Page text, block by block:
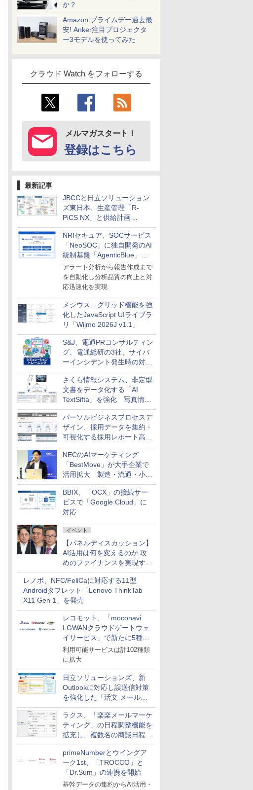
か？
Amazon プライムデー過去最
安! Anker注目プロジェクタ
ー3モデルを使ってみた
クラウド Watch をフォローする
メルマガスタート！
登録はこちら
最新記事
JBCCと日立ソリューション
ズ東日本、生産管理「R-
PiCS NX」と供給計画
「scSQUARE ISP」の連携サ
ービスを提供開始
NRIセキュア、SOCサービス
「NeoSOC」に独自開発のAI
統制基盤「AgenticBlue」を
導入
アラート分析から報告作成まで
を自動化し分析品質の向上と対
応迅速化を実現
メシウス、グリッド機能を強
化したJavaScript UIライブラ
リ「Wijmo 2026J v1.1」
S&J、電通PRコンサルティン
グ、電通総研の3社、サイバ
ーインシデント発生時の対応
と危機管理広報を一体的に訓
練するプログラムを提供
さくら情報システム、非定型
文書をデータ化する「AI
TextSifta」を強化 写真情報
のデータ化などに対応
パーソルビジネスプロセスデ
ザイン、採用データを集約・
可視化する採用レポート高速
化サービスを提供
NECのAIマーケティング
「BestMove」が大手企業で
活用拡大 製造・流通・小売
企業・広告代理店などが実装
フェーズへ
BBIX、「OCX」の接続サー
ビスで「Google Cloud」に
対応
イベント
【パネルディスカッション】
AI活用は何を変えるのか 攻
めのファイナンスを実現する
業務設計とマインドセット変
革
レノボ、NFC/FeliCaに対応する11型
Androidタブレット「Lenovo ThinkTab
X11 Gen 1」を発売
レコモット、「moconavi
LGWANクラウドゲートウェ
イサービス」で新たに5種類
のサービスと連携開始
利用可能サービスは計102種類
に拡大
日立ソリューションズ、新
Outlookに対応し誤送信対策
を強化した「活文 メール誤
送信防止アドインサービス」
を提供
ラクス、「楽楽メールマーケ
ティング」の日程調整機能を
拡充し、複数名の商談日程調
整を効率化
primeNumberとウイングア
ーク1st、「TROCCO」と
「Dr.Sum」の連携を開始
基幹データの集約からAI活用・